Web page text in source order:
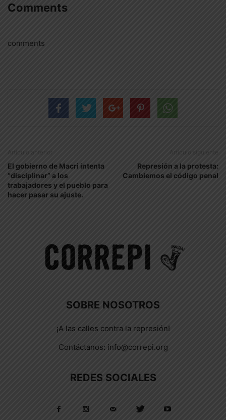
Comments
comments
Artículo anterior
El gobierno de Macri intenta
“disciplinar” a los
trabajadores y el pueblo para
hacer pasar su ajuste.
Artículo siguiente
Represión a la protesta:
Cambiemos el código penal
SOBRE NOSOTROS
¡A las calles contra la represión!
Contáctanos: info@correpi.org
REDES SOCIALES